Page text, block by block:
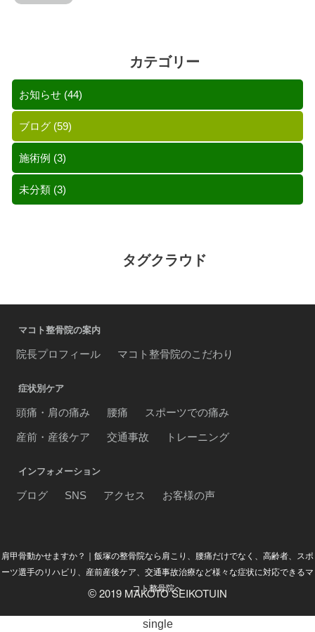
肩甲骨動かせますか？｜飯塚の整骨院なら肩こり、腰痛だけでなく、高齢者、スポ
ーツ選手のリハビリ、産前産後ケア、交通事故治療など様々な症状に対応できるマ
コト整骨院へ
カテゴリー
お知らせ (44)
ブログ (59)
施術例 (3)
未分類 (3)
タグクラウド
マコト整骨院の案内
院長プロフィール マコト整骨院のこだわり
症状別ケア
頭痛・肩の痛み 腰痛 スポーツでの痛み
産前・産後ケア 交通事故 トレーニング
インフォメーション
ブログ SNS アクセス お客様の声
© 2019 MAKOTO SEIKOTUIN
single